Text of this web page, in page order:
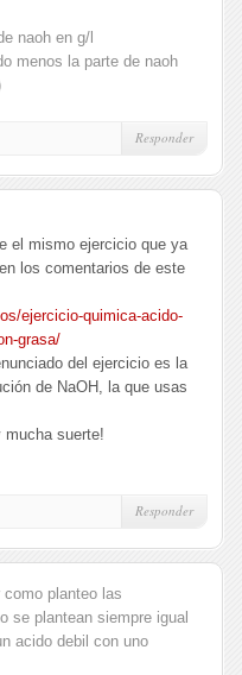
naoh en g/l
menos la parte de naoh
Responder
el mismo ejercicio que ya
los comentarios de este
ejercicio-quimica-acido-
grasa/
del ejercicio es la
de NaOH, la que usas
mucha suerte!
Responder
planteo las
se plantean siempre igual
acido debil con uno